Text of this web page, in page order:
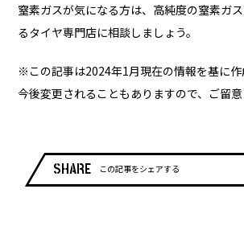
窒素ガスが気になる方は、高純度の窒素ガ
るタイヤ専門店に相談しましょう。
※この記事は2024年1月現在の情報を基に作
今後変更されることもありますので、ご留意
SHARE この記事をシェアする